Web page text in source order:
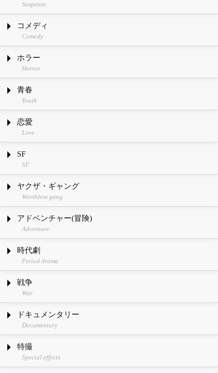
Suspense
コメディ
Comedy
ホラー
Horror
青春
Youth
恋愛
Love
SF
SF
ヤクザ・ギャング
Worthless gang
アドベンチャー(冒険)
Adventure
時代劇
Period drama
戦争
War
ドキュメンタリー
Documentary
特撮
Special effects